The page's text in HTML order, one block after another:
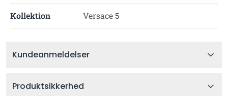
Kollektion Versace 5
Kundeanmeldelser
Produktsikkerhed